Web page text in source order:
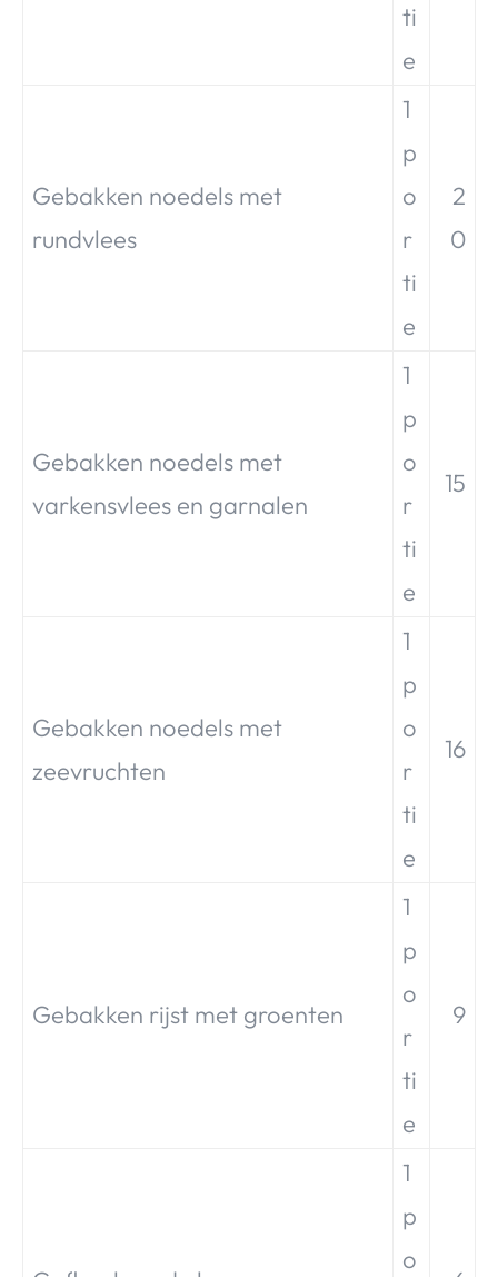
ti
e
Gebakken noedels met
rundvlees
1
p
o
r
ti
e
2
0
Gebakken noedels met
varkensvlees en garnalen
1
p
o
r
ti
e
15
Gebakken noedels met
zeevruchten
1
p
o
r
ti
e
16
Gebakken rijst met groenten
1
p
o
r
ti
e
9
1
p
o